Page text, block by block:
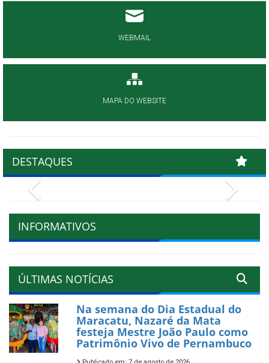
WEBMAIL
MAPA DO WEBSITE
DESTAQUES
INFORMATIVOS
ÚLTIMAS NOTÍCIAS
Na semana do Dia Estadual do
Maracatu, Nazaré da Mata
festeja Mestre João Paulo como
Patrimônio Vivo de Pernambuco